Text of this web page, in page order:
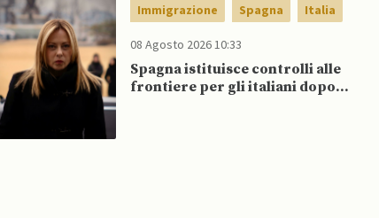
Immigrazione Spagna Italia
08 Agosto 2026 10:33
Spagna istituisce controlli alle
frontiere per gli italiani dopo